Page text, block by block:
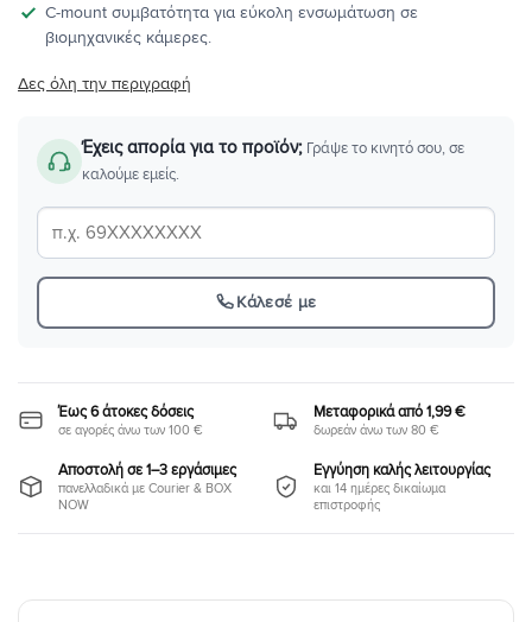
C-mount συμβατότητα για εύκολη ενσωμάτωση σε
βιομηχανικές κάμερες.
Δες όλη την περιγραφή
Έχεις απορία για το προϊόν; Γράψε το κινητό σου, σε
καλούμε εμείς.
Κάλεσέ με
Έως 6 άτοκες δόσεις
σε αγορές άνω των 100 €
Μεταφορικά από 1,99 €
δωρεάν άνω των 80 €
Αποστολή σε 1–3 εργάσιμες
πανελλαδικά με Courier & BOX
NOW
Εγγύηση καλής λειτουργίας
και 14 ημέρες δικαίωμα
επιστροφής